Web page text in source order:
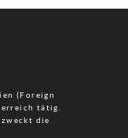
(Foreign
tätig.
die